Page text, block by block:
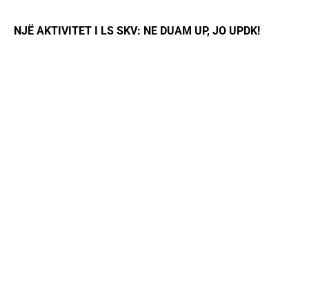
NJË AKTIVITET I LS SKV: NE DUAM UP, JO UPDK!